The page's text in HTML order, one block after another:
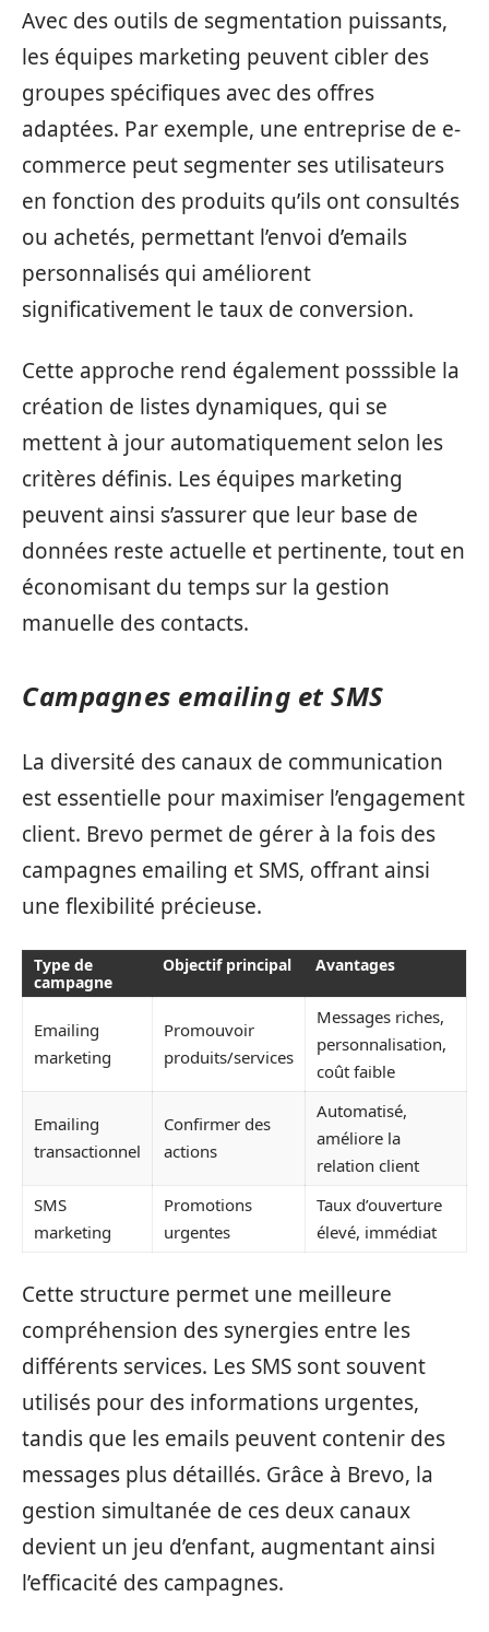
Avec des outils de segmentation puissants,
les équipes marketing peuvent cibler des
groupes spécifiques avec des offres
adaptées. Par exemple, une entreprise de e-
commerce peut segmenter ses utilisateurs
en fonction des produits qu’ils ont consultés
ou achetés, permettant l’envoi d’emails
personnalisés qui améliorent
significativement le taux de conversion.
Cette approche rend également posssible la
création de listes dynamiques, qui se
mettent à jour automatiquement selon les
critères définis. Les équipes marketing
peuvent ainsi s’assurer que leur base de
données reste actuelle et pertinente, tout en
économisant du temps sur la gestion
manuelle des contacts.
Campagnes emailing et SMS
La diversité des canaux de communication
est essentielle pour maximiser l’engagement
client. Brevo permet de gérer à la fois des
campagnes emailing et SMS, offrant ainsi
une flexibilité précieuse.
Type de
campagne
Objectif principal Avantages
Emailing
marketing
Promouvoir
produits/services
Messages riches,
personnalisation,
coût faible
Emailing
transactionnel
Confirmer des
actions
Automatisé,
améliore la
relation client
SMS
marketing
Promotions
urgentes
Taux d’ouverture
élevé, immédiat
Cette structure permet une meilleure
compréhension des synergies entre les
différents services. Les SMS sont souvent
utilisés pour des informations urgentes,
tandis que les emails peuvent contenir des
messages plus détaillés. Grâce à Brevo, la
gestion simultanée de ces deux canaux
devient un jeu d’enfant, augmentant ainsi
l’efficacité des campagnes.